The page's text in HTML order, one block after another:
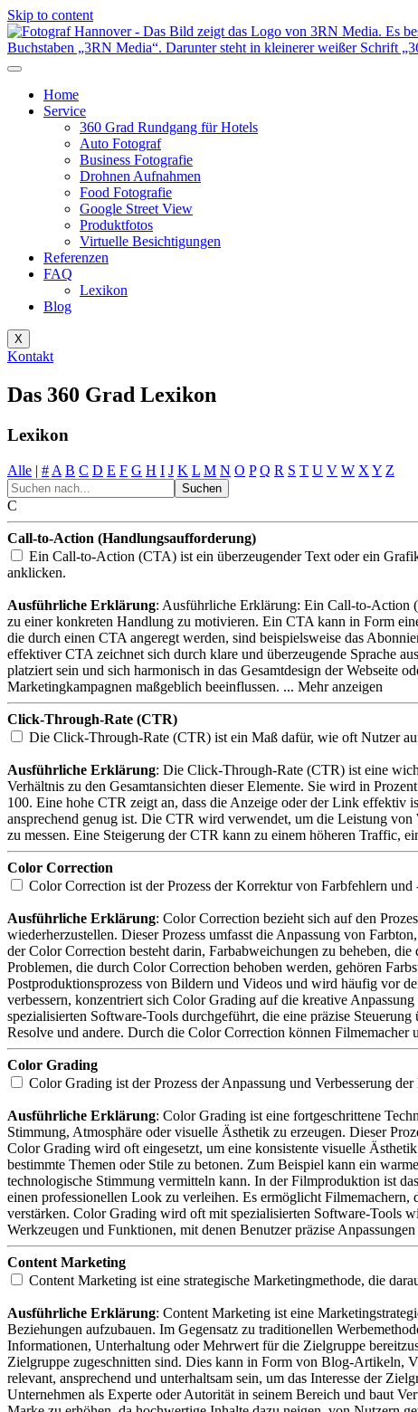
Skip to content
Home
Service
360 Grad Rundgang für Hotels
Auto Fotograf
Business Fotografie
Drohnen Aufnahmen
Food Fotografie
Google Street View
Produktfotos
Virtuelle Besichtigungen
Referenzen
FAQ
Lexikon
Blog
X
Kontakt
Das 360 Grad Lexikon
Lexikon
Alle | # A B C D E F G H I J K L M N O P Q R S T U V W X Y Z
C
Call-to-Action (Handlungsaufforderung)
Ein Call-to-Action (CTA) ist ein überzeugender Text oder ein
anklicken.
Ausführliche Erklärung: Ausführliche Erklärung: Ein Call-to-Action
zu einer konkreten Handlung zu motivieren. Ein CTA kann in Form
die durch einen CTA angeregt werden, sind beispielsweise das
effektiver CTA zeichnet sich durch klare und überzeugende Sprache
platziert sein und sich harmonisch in das Gesamtdesign der Webseite
Marketingkampagnen maßgeblich beeinflussen.
Click-Through-Rate (CTR)
Die Click-Through-Rate (CTR) ist ein Maß dafür, wie oft Nutzer
Ausführliche Erklärung: Die Click-Through-Rate (CTR) ist eine
Verhältnis zu den Gesamtansichten dieser Elemente. Sie wird in
100. Eine hohe CTR zeigt an, dass die Anzeige oder der Link effektiv
ansprechend genug ist. Die CTR wird verwendet, um die Leistung
zu messen. Eine Steigerung der CTR kann zu einem höheren Traffic,
Color Correction
Color Correction ist der Prozess der Korrektur von Farbfehlern
Ausführliche Erklärung: Color Correction bezieht sich auf den
wiederherzustellen. Dieser Prozess umfasst die Anpassung von
der Color Correction besteht darin, Farbabweichungen zu beheben,
Problemen, die durch Color Correction behoben werden, gehören
Postproduktionsprozess von Bildern und Videos und wird häufig vor
verbessern, konzentriert sich Color Grading auf die kreative
spezialisierten Software-Tools durchgeführt, die eine präzise
Resolve und andere. Durch die Color Correction können Filmemacher
Color Grading
Color Grading ist der Prozess der Anpassung und Verbesserung
Ausführliche Erklärung: Color Grading ist eine fortgeschrittene
Stimmung, Atmosphäre oder visuelle Ästhetik zu erzeugen. Dieser
Color Grading wird oft eingesetzt, um eine konsistente visuelle
bestimmte Themen oder Stile zu betonen. Zum Beispiel kann ein
technologische Stimmung vermitteln kann. In der Filmproduktion ist
einen professionellen Look zu verleihen. Es ermöglicht Filmemachern,
verstärken. Color Grading wird oft mit spezialisierten Software-Tools
Werkzeugen und Funktionen, mit denen Benutzer präzise
Content Marketing
Content Marketing ist eine strategische Marketingmethode, die
Ausführliche Erklärung: Content Marketing ist eine
Beziehungen aufzubauen. Im Gegensatz zu traditionellen
Informationen, Unterhaltung oder Mehrwert für die Zielgruppe
Zielgruppe zugeschnitten sind. Dies kann in Form von Blog-Artikeln,
relevant, ansprechend und unterhaltsam sein, um das Interesse der
Unternehmen als Experte oder Autorität in seinem Bereich und baut